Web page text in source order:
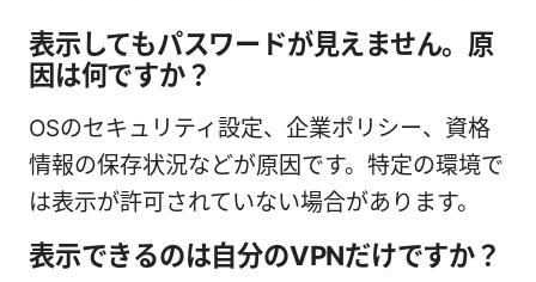
表示してもパスワードが見えません。原
因は何ですか？
OSのセキュリティ設定、企業ポリシー、資格
情報の保存状況などが原因です。特定の環境で
は表示が許可されていない場合があります。
表示できるのは自分のVPNだけですか？